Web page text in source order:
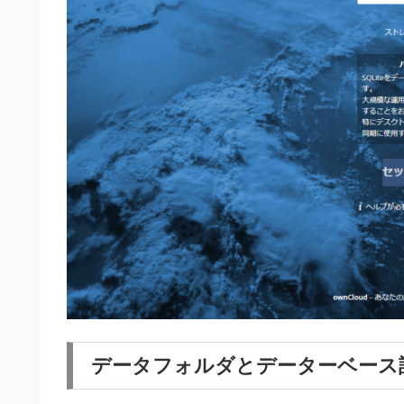
データフォルダとデーターベース